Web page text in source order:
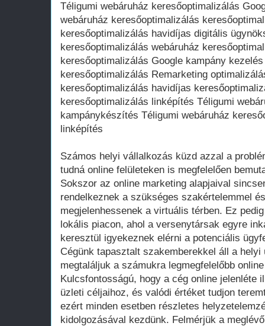
Téligumi webáruház keresőoptimalizálás
webáruház keresőoptimalizálás
keresőoptimalizálás havidíjas digitális
keresőoptimalizálás webáruház
keresőoptimalizálás Google kampány
keresőoptimalizálás Remarketing
keresőoptimalizálás havidíjas
keresőoptimalizálás linképítés Téligumi
kampánykészítés Téligumi webáruház
linképítés
Számos helyi vállalkozás küzd azzal a
tudná online felületeken is megfelelően
Sokszor az online marketing alapjaival
rendelkeznek a szükséges szakértelemmel
megjelenhessenek a virtuális térben. Ez
lokális piacon, ahol a versenytársak egyre
keresztül igyekeznek elérni a potenciális
Cégünk tapasztalt szakemberekkel áll a
megtaláljuk a számukra legmegfelelőbb
Kulcsfontosságú, hogy a cég online jelenléte
üzleti céljaihoz, és valódi értéket tudjon
ezért minden esetben részletes
kidolgozásával kezdünk. Felmérjük a